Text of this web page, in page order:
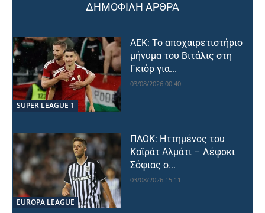
ΔΗΜΟΦΙΛΗ ΑΡΘΡΑ
SUPER LEAGUE 1
ΑΕΚ: Το αποχαιρετιστήριο
μήνυμα του Βιτάλις στη
Γκιόρ για...
03/08/2026 00:40
EUROPA LEAGUE
ΠΑΟΚ: Ηττημένος του
Καϊράτ Αλμάτι – Λέφσκι
Σόφιας ο...
03/08/2026 15:11